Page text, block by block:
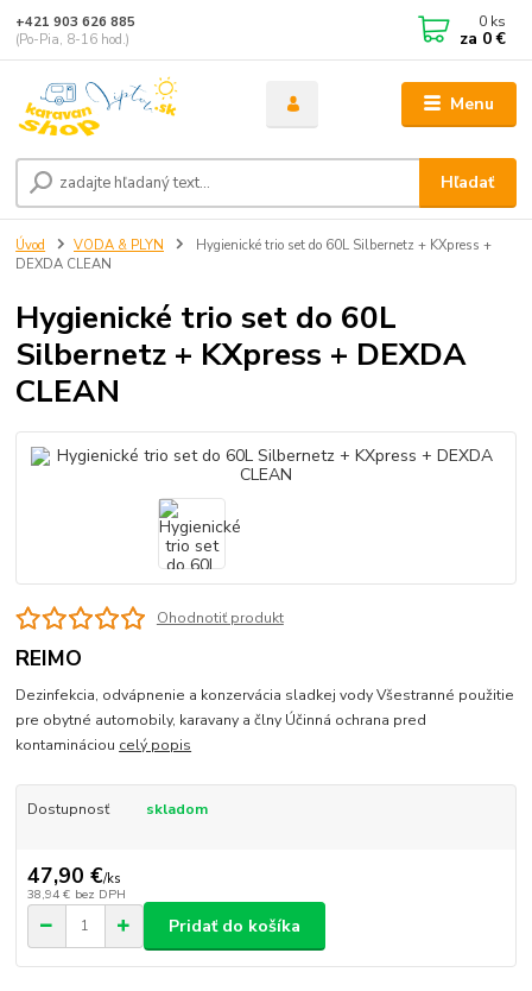
Menu
Hľadať
+421 903 626 885
(Po-Pia, 8-16 hod.)
0 ks
za 0 €
Úvod VODA & PLYN
Hygienické trio set do 60L Silbernetz + KXpress +
DEXDA CLEAN
Hygienické trio set do 60L
Silbernetz + KXpress + DEXDA
CLEAN
Ohodnotiť produkt
REIMO
Dezinfekcia, odvápnenie a konzervácia sladkej vody Všestranné použitie
pre obytné automobily, karavany a člny Účinná ochrana pred
kontamináciou celý popis
Dostupnosť skladom
47,90 €/ks
38,94 € bez DPH
Pridať do košíka